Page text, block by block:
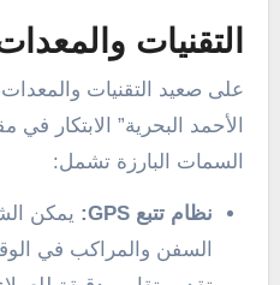
التقنيات
على صعيد التقنيات
الأحمد البحرية” الابتكار في
السمات البارزة تشمل:
نظام تتبع GPS:
يمكن
السفن والمراكب في